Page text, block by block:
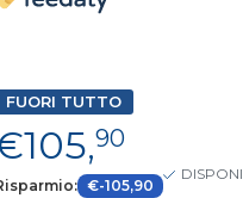
FUORI TUTTO
90
€-105,90